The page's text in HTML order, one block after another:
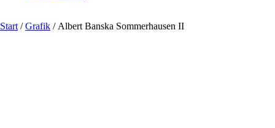
Start /Grafik / Albert Banska Sommerhausen II